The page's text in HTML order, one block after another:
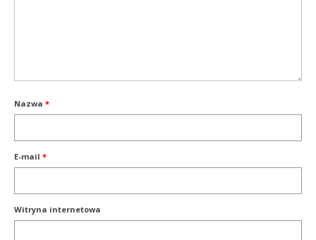
Nazwa *
E-mail *
Witryna internetowa